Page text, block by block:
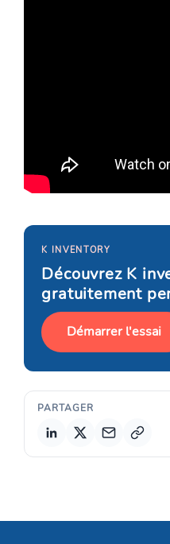
K INVENTORY
Découvrez K
gratuitement
Démarrer l'essai
PARTAGER